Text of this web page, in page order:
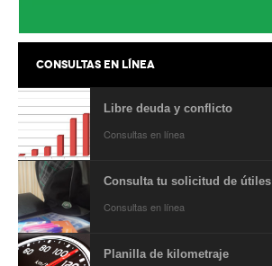
Secretarías
Secretaría general
Secretaría general adjunta
Secretaría de actas
Secretaría administrativa
CONSULTAS EN LÍNEA
Libre deuda y conflicto
Consultas en línea
Consulta tu solicitud de útiles
Consultas en línea
Planilla de kilometraje